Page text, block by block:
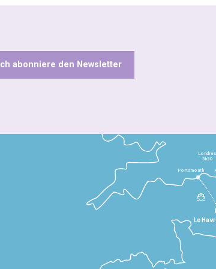
Ich abonniere den Newsletter
Le
Londres
3h30
Portsmouth